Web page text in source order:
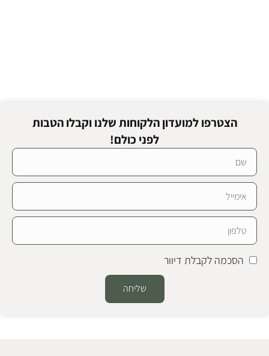
הצטרפו למועדון הלקוחות שלנו וקבלו הטבות
לפני כולם!
הסכמה לקבלת דיוור
שליחה